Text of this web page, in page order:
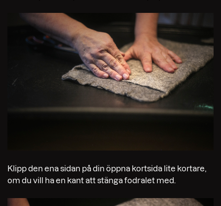
Klipp den ena sidan på din öppna kortsida lite kortare,
om du vill ha en kant att stänga fodralet med.